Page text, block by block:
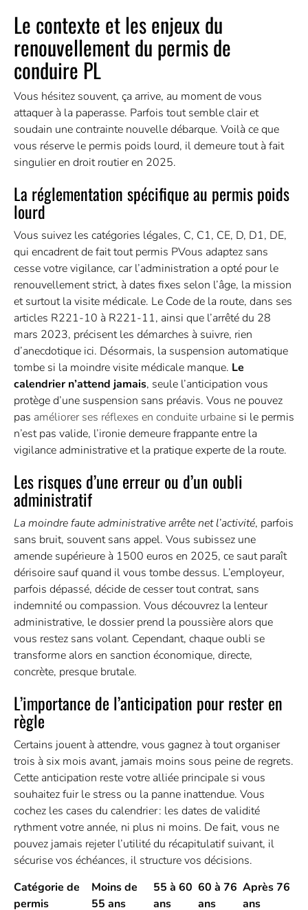
Le contexte et les enjeux du
renouvellement du permis de
conduire PL
Vous hésitez souvent, ça arrive, au moment de vous
attaquer à la paperasse. Parfois tout semble clair et
soudain une contrainte nouvelle débarque. Voilà ce que
vous réserve le permis poids lourd, il demeure tout à fait
singulier en droit routier en 2025.
La réglementation spécifique au permis poids
lourd
Vous suivez les catégories légales, C, C1, CE, D, D1, DE,
qui encadrent de fait tout permis PVous adaptez sans
cesse votre vigilance, car l’administration a opté pour le
renouvellement strict, à dates fixes selon l’âge, la mission
et surtout la visite médicale. Le Code de la route, dans ses
articles R221-10 à R221-11, ainsi que l’arrêté du 28
mars 2023, précisent les démarches à suivre, rien
d’anecdotique ici. Désormais, la suspension automatique
tombe si la moindre visite médicale manque. Le
calendrier n’attend jamais, seule l’anticipation vous
protège d’une suspension sans préavis. Vous ne pouvez
pas améliorer ses réflexes en conduite urbaine si le permis
n’est pas valide, l’ironie demeure frappante entre la
vigilance administrative et la pratique experte de la route.
Les risques d’une erreur ou d’un oubli
administratif
La moindre faute administrative arrête net l’activité, parfois
sans bruit, souvent sans appel. Vous subissez une
amende supérieure à 1500 euros en 2025, ce saut paraît
dérisoire sauf quand il vous tombe dessus. L’employeur,
parfois dépassé, décide de cesser tout contrat, sans
indemnité ou compassion. Vous découvrez la lenteur
administrative, le dossier prend la poussière alors que
vous restez sans volant. Cependant, chaque oubli se
transforme alors en sanction économique, directe,
concrète, presque brutale.
L’importance de l’anticipation pour rester en
règle
Certains jouent à attendre, vous gagnez à tout organiser
trois à six mois avant, jamais moins sous peine de regrets.
Cette anticipation reste votre alliée principale si vous
souhaitez fuir le stress ou la panne inattendue. Vous
cochez les cases du calendrier : les dates de validité
rythment votre année, ni plus ni moins. De fait, vous ne
pouvez jamais rejeter l’utilité du récapitulatif suivant, il
sécurise vos échéances, il structure vos décisions.
Catégorie de
permis
Moins de
55 ans
55 à 60
ans
60 à 76
ans
Après 76
ans